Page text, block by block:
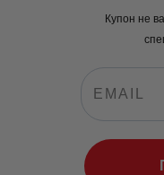
Купон не